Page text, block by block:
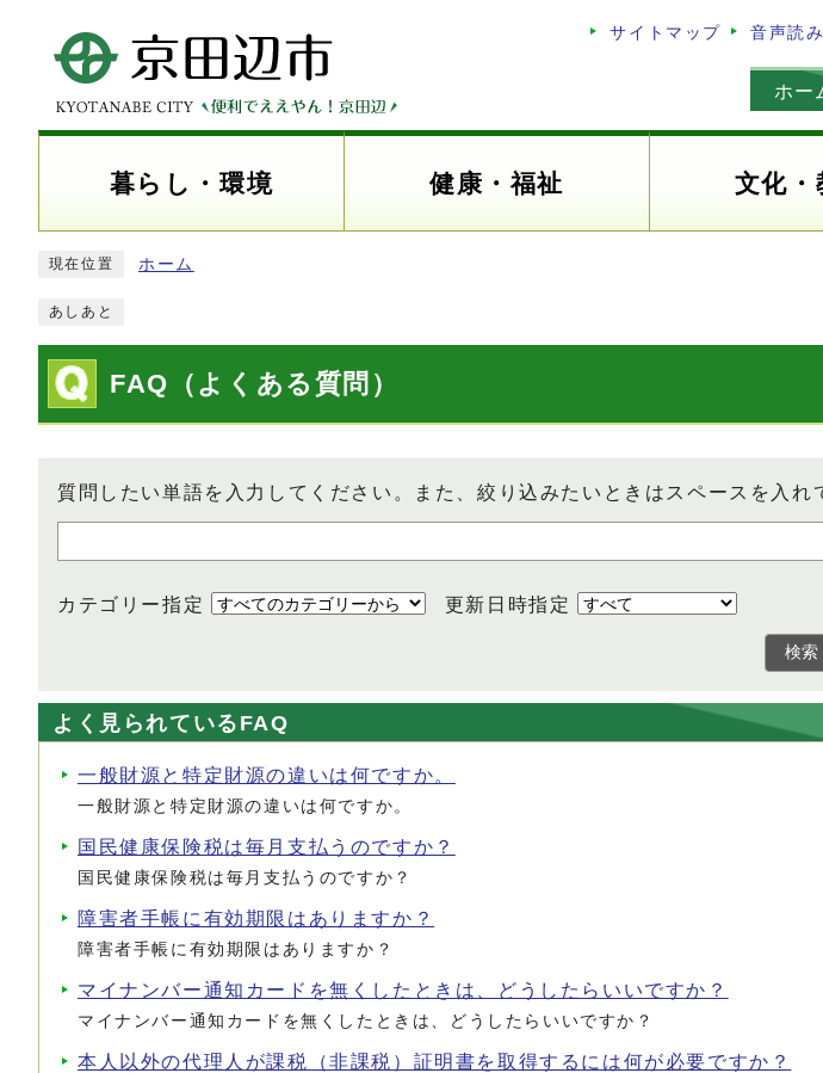
サイトマップ 音声読
ホー
暮らし・環境 健康・福祉 文化・
現在位置 ホーム
あしあと
FAQ（よくある質問）
質問したい単語を入力してください。また、絞り込みたいときはスペースを入れ
カテゴリー指定 更新日時指定
検索
よく見られているFAQ
一般財源と特定財源の違いは何ですか。
一般財源と特定財源の違いは何ですか。
国民健康保険税は毎月支払うのですか？
国民健康保険税は毎月支払うのですか？
障害者手帳に有効期限はありますか？
障害者手帳に有効期限はありますか？
マイナンバー通知カードを無くしたときは、どうしたらいいですか？
マイナンバー通知カードを無くしたときは、どうしたらいいですか？
本人以外の代理人が課税（非課税）証明書を取得するには何が必要ですか？